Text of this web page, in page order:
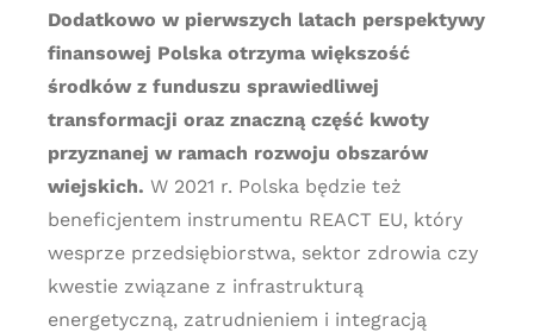
Dodatkowo w pierwszych latach perspektywy
finansowej Polska otrzyma większość
środków z funduszu sprawiedliwej
transformacji oraz znaczną część kwoty
przyznanej w ramach rozwoju obszarów
wiejskich. W 2021 r. Polska będzie też
beneficjentem instrumentu REACT EU, który
wesprze przedsiębiorstwa, sektor zdrowia czy
kwestie związane z infrastrukturą
energetyczną, zatrudnieniem i integracją